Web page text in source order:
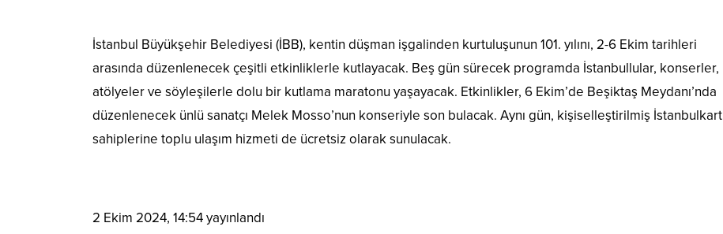
İstanbul Büyükşehir Belediyesi (İBB), kentin düşman işgalinden kurtuluşunun 101. yılını, 2-6 Ekim tarihleri
arasında düzenlenecek çeşitli etkinliklerle kutlayacak. Beş gün sürecek programda İstanbullular, konserler,
atölyeler ve söyleşilerle dolu bir kutlama maratonu yaşayacak. Etkinlikler, 6 Ekim’de Beşiktaş Meydanı’nda
düzenlenecek ünlü sanatçı Melek Mosso’nun konseriyle son bulacak. Aynı gün, kişiselleştirilmiş İstanbulkart
sahiplerine toplu ulaşım hizmeti de ücretsiz olarak sunulacak.
2 Ekim 2024, 14:54yayınlandı